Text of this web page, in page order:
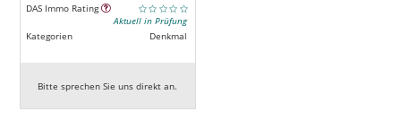
DAS Immo Rating
Aktuell in Prüfung
Kategorien
Denkmal
Bitte sprechen Sie uns direkt an.